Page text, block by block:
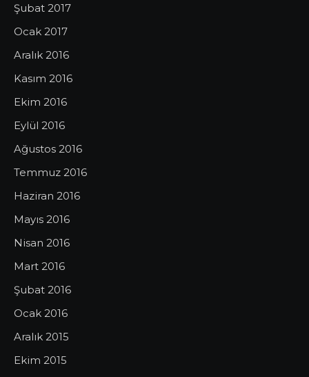
Şubat 2017
Ocak 2017
Aralık 2016
Kasım 2016
Ekim 2016
Eylül 2016
Ağustos 2016
Temmuz 2016
Haziran 2016
Mayıs 2016
Nisan 2016
Mart 2016
Şubat 2016
Ocak 2016
Aralık 2015
Ekim 2015